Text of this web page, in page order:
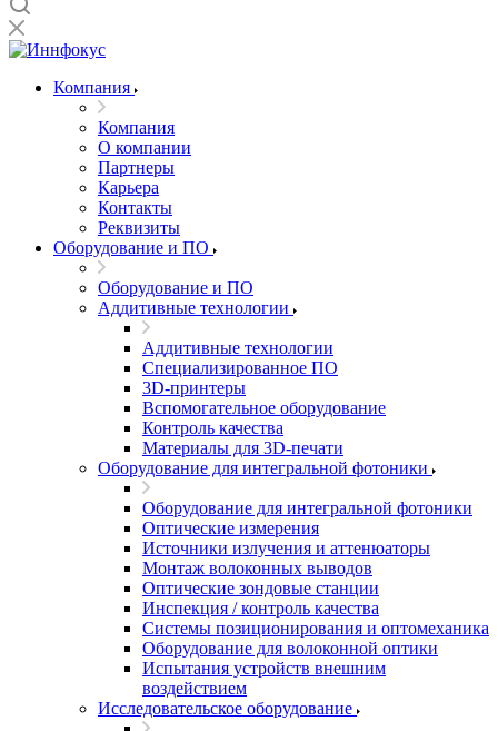
Компания
Компания
О компании
Партнеры
Карьера
Контакты
Реквизиты
Оборудование и ПО
Оборудование и ПО
Аддитивные технологии
Аддитивные технологии
Специализированное ПО
3D-принтеры
Вспомогательное оборудование
Контроль качества
Материалы для 3D-печати
Оборудование для интегральной фотоники
Оборудование для интегральной фотоники
Оптические измерения
Источники излучения и аттенюаторы
Монтаж волоконных выводов
Оптические зондовые станции
Инспекция / контроль качества
Системы позиционирования и оптомеханика
Оборудование для волоконной оптики
Испытания устройств внешним
воздействием
Исследовательское оборудование